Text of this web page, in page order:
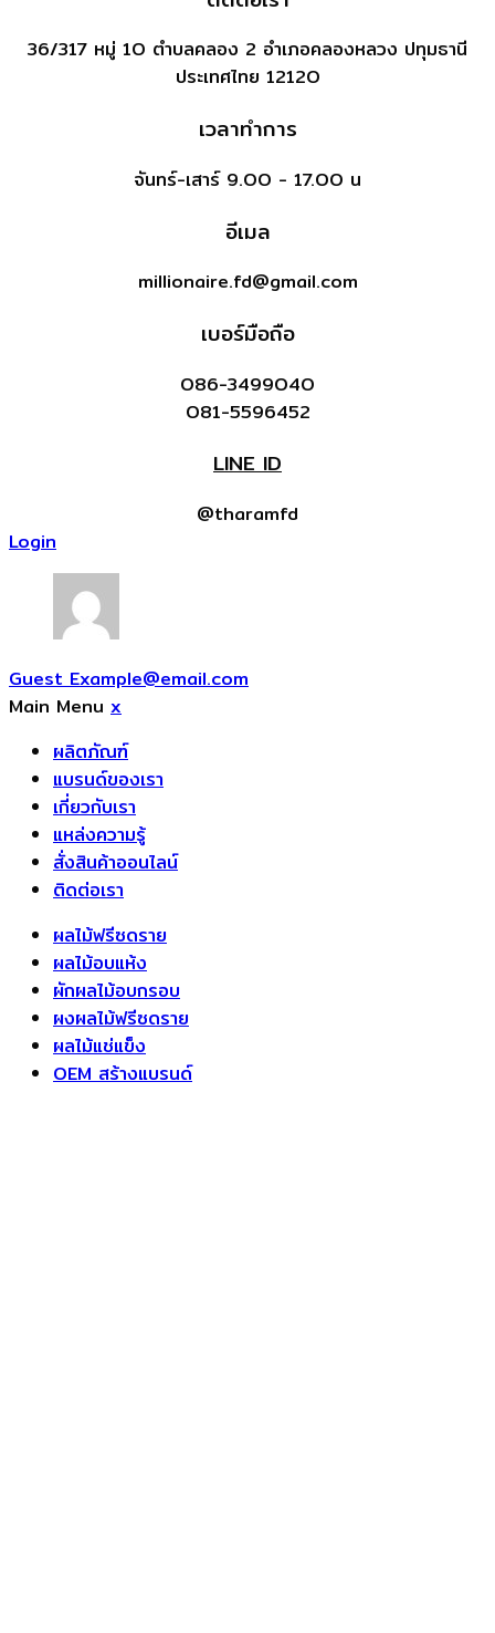
36/317 หมู่ 1O ตำบลคลอง 2 อำเภอคลองหลวง ปทุมธานี
ประเทศไทย 1212O
เวลาทำการ
จันทร์-เสาร์ 9.OO - 17.OO น
อีเมล
millionaire.fd@gmail.com
เบอร์มือถือ
O86-3499O4O
O81-5596452
LINE ID
@tharamfd
Login
GuestExample@email.com
Main Menu x
ผลิตภัณฑ์
แบรนด์ของเรา
เกี่ยวกับเรา
แหล่งความรู้
สั่งสินค้าออนไลน์
ติดต่อเรา
ผลไม้ฟรีซดราย
ผลไม้อบแห้ง
ผักผลไม้อบกรอบ
ผงผลไม้ฟรีซดราย
ผลไม้แช่แข็ง
OEM สร้างแบรนด์